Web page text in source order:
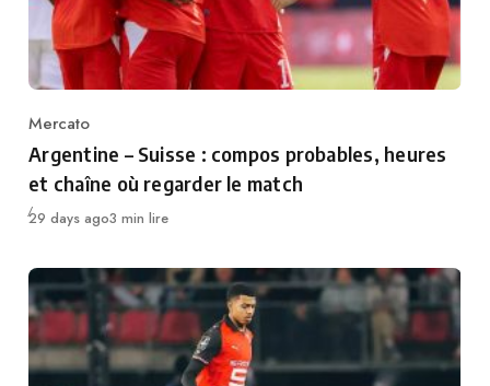
Category
Mercato
Argentine – Suisse : compos probables, heures
et chaîne où regarder le match
Publié
29 days ago3 min lire